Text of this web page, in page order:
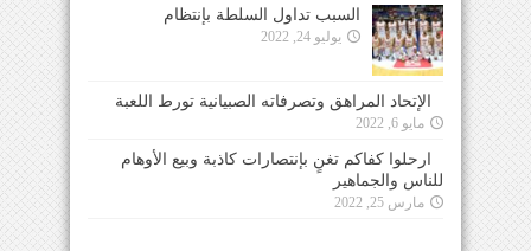
السبب تداول السلطة بإنتظام
يوليو 24, 2022
الإتحاد المراهق وتصرفاته الصبيانية تورط اللعبة
مايو 6, 2022
ارحلوا كفاكم تغنٍ بإنتصارات كاذبة وبيع الأوهام
للناس والجماهير
مارس 25, 2022